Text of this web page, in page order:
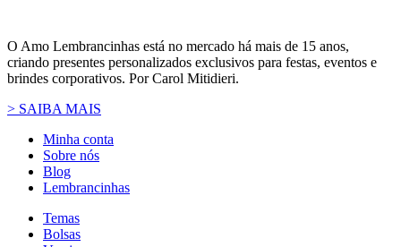
O Amo Lembrancinhas está no mercado há mais de 15 anos,
criando presentes personalizados exclusivos para festas, eventos e
brindes corporativos. Por Carol Mitidieri.
> SAIBA MAIS
Minha conta
Sobre nós
Blog
Lembrancinhas
Temas
Bolsas